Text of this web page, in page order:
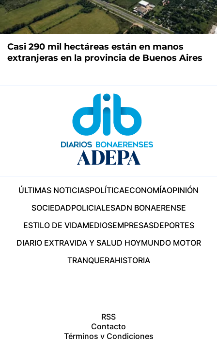
Casi 290 mil hectáreas están en manos
extranjeras en la provincia de Buenos Aires
ÚLTIMAS NOTICIASPOLÍTICAECONOMÍAOPINIÓN
SOCIEDADPOLICIALESADN BONAERENSE
ESTILO DE VIDAMEDIOSEMPRESASDEPORTES
DIARIO EXTRAVIDA Y SALUD HOYMUNDO MOTOR
TRANQUERAHISTORIA
RSS
Contacto
Términos y Condiciones